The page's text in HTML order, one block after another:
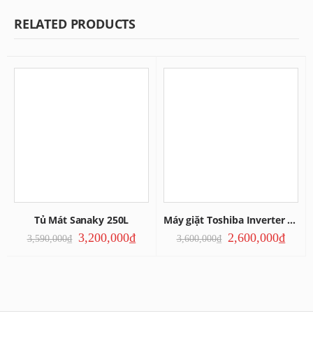
RELATED PRODUCTS
Tủ Mát Sanaky 250L
3,590,000₫ 3,200,000₫
Máy giặt Toshiba Inverter 9kg
3,600,000₫ 2,600,000₫